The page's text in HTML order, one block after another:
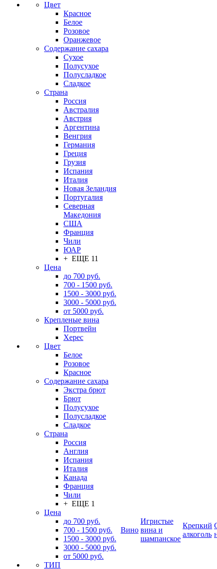
Цвет
Красное
Белое
Розовое
Оранжевое
Содержание сахара
Сухое
Полусухое
Полусладкое
Сладкое
Страна
Россия
Австралия
Австрия
Аргентина
Венгрия
Германия
Греция
Грузия
Испания
Италия
Новая Зеландия
Португалия
Северная
Македония
США
Франция
Чили
ЮАР
+ ЕЩЕ 11
Цена
до 700 руб.
700 - 1500 руб.
1500 - 3000 руб.
3000 - 5000 руб.
от 5000 руб.
Крепленые вина
Портвейн
Херес
Цвет
Белое
Розовое
Красное
Содержание сахара
Экстра брют
Брют
Полусухое
Полусладкое
Сладкое
Страна
Россия
Англия
Испания
Италия
Канада
Франция
Чили
+ ЕЩЕ 1
Цена
до 700 руб.
700 - 1500 руб.
1500 - 3000 руб.
3000 - 5000 руб.
от 5000 руб.
ТИП
Вино
Игристые
вина и
шампанское
Крепкий
алкоголь